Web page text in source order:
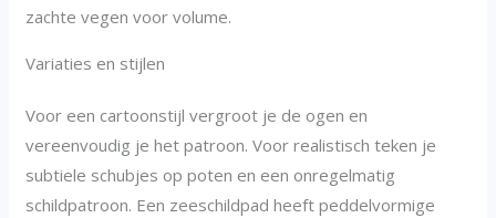
zachte vegen voor volume.
Variaties en stijlen
Voor een cartoonstijl vergroot je de ogen en
vereenvoudig je het patroon. Voor realistisch teken je
subtiele schubjes op poten en een onregelmatig
schildpatroon. Een zeeschildpad heeft peddelvormige